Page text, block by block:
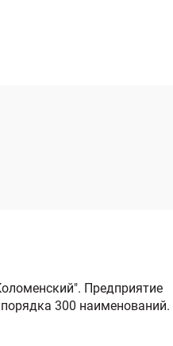
Предприятие
300 наименований.